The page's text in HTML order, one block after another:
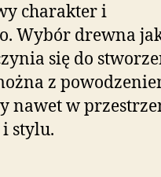
charakter i
Wybór drewna
się do
z
nawet w
stylu.